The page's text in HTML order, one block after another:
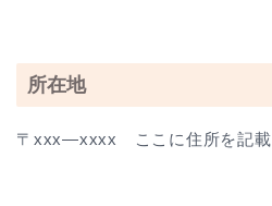
所在地
〒xxx―xxxx ここに住所を記載